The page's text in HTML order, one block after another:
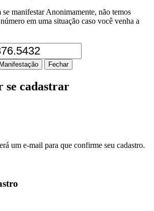
manifestar Anonimamente, não temos
em uma situação caso você venha a
Fechar
se cadastrar
um e-mail para que confirme seu cadastro.